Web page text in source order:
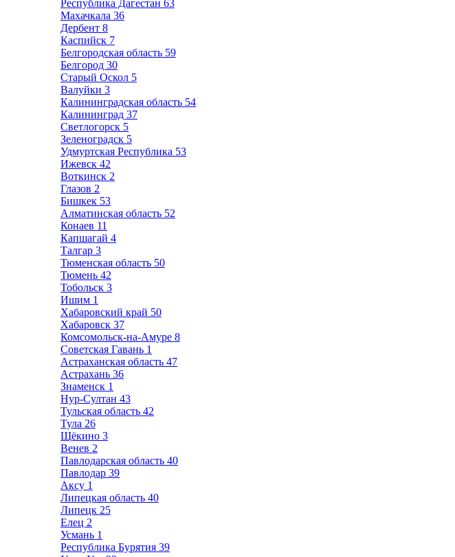
Республика Дагестан 63
Махачкала 36
Дербент 8
Каспийск 7
Белгородская область 59
Белгород 30
Старый Оскол 5
Валуйки 3
Калининградская область 54
Калининград 37
Светлогорск 5
Зеленоградск 5
Удмуртская Республика 53
Ижевск 42
Воткинск 2
Глазов 2
Бишкек 53
Алматинская область 52
Конаев 11
Капшагай 4
Талгар 3
Тюменская область 50
Тюмень 42
Тобольск 3
Ишим 1
Хабаровский край 50
Хабаровск 37
Комсомольск-на-Амуре 8
Советская Гавань 1
Астраханская область 47
Астрахань 36
Знаменск 1
Нур-Султан 43
Тульская область 42
Тула 26
Щёкино 3
Венев 2
Павлодарская область 40
Павлодар 39
Аксу 1
Липецкая область 40
Липецк 25
Елец 2
Усмань 1
Республика Бурятия 39